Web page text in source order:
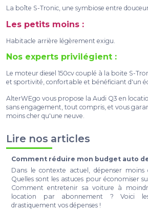
La boîte S-Tronic, une symbiose entre
Les petits moins :
Habitacle arrière légèrement exigu.
Nos experts privilégient :
Le moteur diesel 150cv couplé à la boite S-
et sportivité, confortable et bénéficiant d'un
AlterWEgo vous propose la Audi Q3 en
sans engagement, tout compris, et vous
moins cher qu'une neuve.
Lire nos articles
Comment réduire mon budget auto de
Dans le contexte actuel, dépenser
Quelles sont les astuces pour économiser
Comment entretenir sa voiture à
location par abonnement ? Voici
drastiquement vos dépenses !